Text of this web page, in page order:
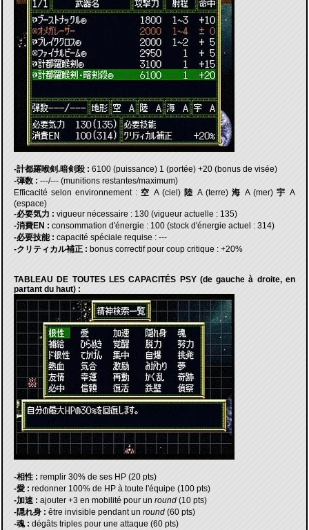
-計都羅喉剣.暗剣殺 : 6100 (puissance) 1 (portée) +20 (bonus de visée)
-弾数 : ---/--- (munitions restantes/maximum)
Efficacité selon environnement : 空 A (ciel) 陸 A (terre) 海 A (mer) 宇 A
(espace)
-必要気力 : vigueur nécessaire : 130 (vigueur actuelle : 135)
-消費EN : consommation d'énergie : 100 (stock d'énergie actuel : 314)
-必要技能 : capacité spéciale requise : ---
-クリティカル補正 : bonus correctif pour coup critique : +20%
TABLEAU DE TOUTES LES CAPACITÉS PSY (de gauche à droite, en
partant du haut) :
-相性 : remplir 30% de ses HP (20 pts)
-愛 : redonner 100% de HP à toute l'équipe (100 pts)
-加速 : ajouter +3 en mobilité pour un round (10 pts)
-隠れ身 : être invisible pendant un round (60 pts)
-魂 : dégâts triples pour une attaque (60 pts)